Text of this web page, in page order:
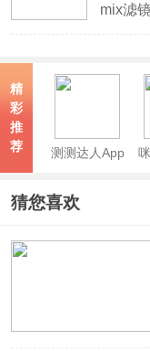
精
彩
推
荐
测测达人App
猜您喜欢